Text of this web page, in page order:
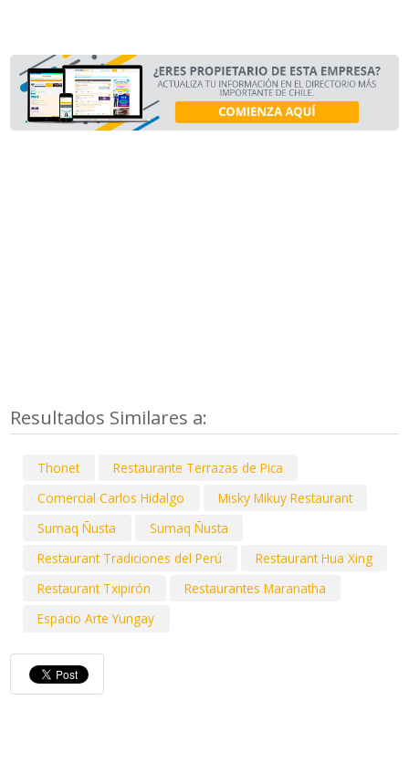
Resultados Similares a:
Thonet
Restaurante Terrazas de Pica
Comercial Carlos Hidalgo
Misky Mikuy Restaurant
Sumaq Ñusta
Sumaq Ñusta
Restaurant Tradiciones del Perú
Restaurant Hua Xing
Restaurant Txipirón
Restaurantes Maranatha
Espacio Arte Yungay